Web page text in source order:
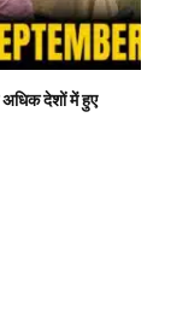
अधिक देशों में हुए